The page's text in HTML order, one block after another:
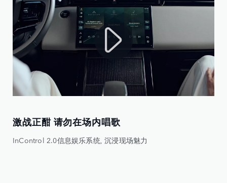
激战正酣 请勿在场内唱歌
InControl 2.0信息娱乐系统, 沉浸现场魅力